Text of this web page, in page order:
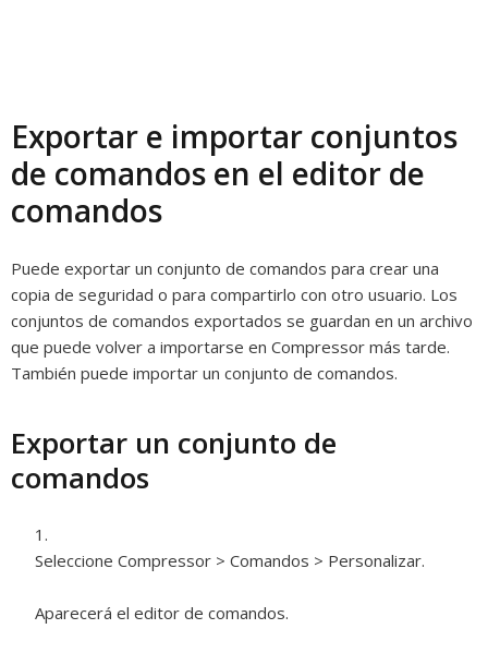
Exportar e importar conjuntos
de comandos en el editor de
comandos
Puede exportar un conjunto de comandos para crear una
copia de seguridad o para compartirlo con otro usuario. Los
conjuntos de comandos exportados se guardan en un archivo
que puede volver a importarse en Compressor más tarde.
También puede importar un conjunto de comandos.
Exportar un conjunto de
comandos
Seleccione Compressor > Comandos > Personalizar.
Aparecerá el editor de comandos.